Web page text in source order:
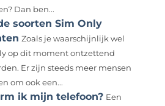
Dan ben...
soorten Sim Only
Zoals je waarschijnlijk wel
op dit moment ontzettend
Er zijn steeds meer mensen
om ook een...
ik mijn telefoon? Een